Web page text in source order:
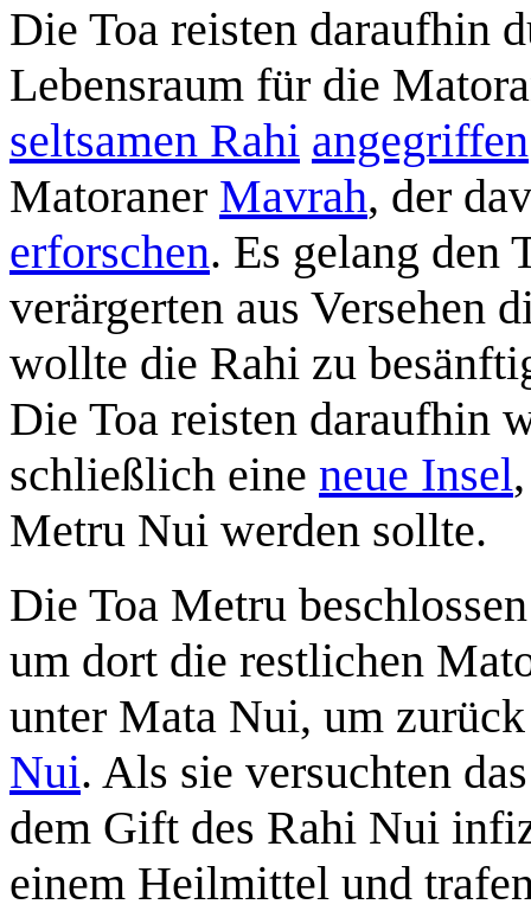
Die Toa reisten daraufhin
Lebensraum für die
seltsamen Rahi angegriffen
Matoraner Mavrah, der
erforschen. Es gelang den
verärgerten aus Versehen
wollte die Rahi zu
Die Toa reisten daraufhin
schließlich eine neue Insel
Metru Nui werden sollte.
Die Toa Metru
um dort die restlichen
unter Mata Nui, um
Nui. Als sie versuchten
dem Gift des Rahi Nui
einem Heilmittel und